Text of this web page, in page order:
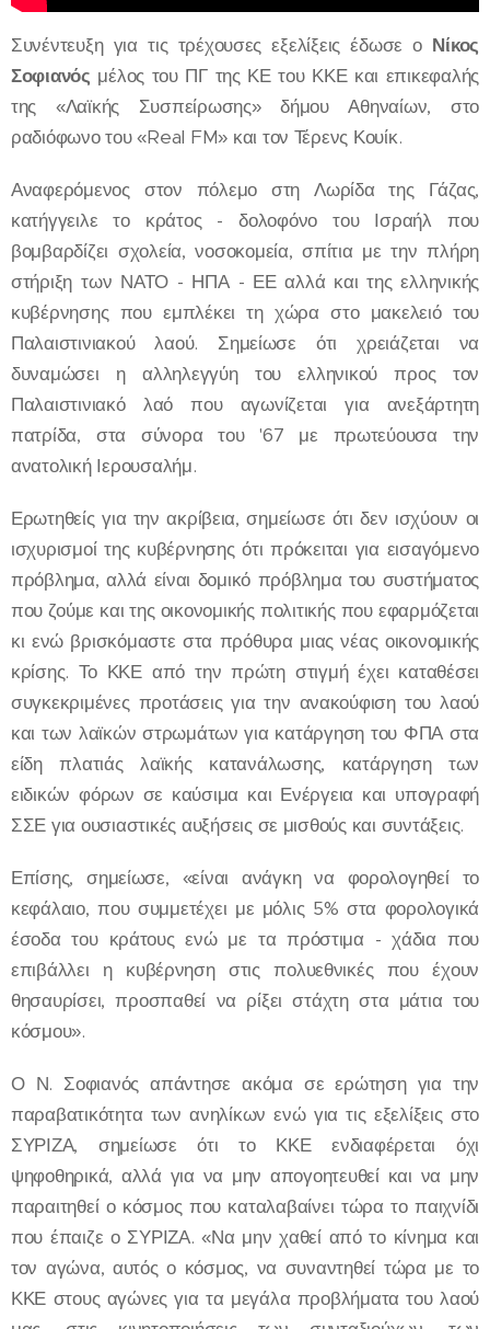
Συνέντευξη για τις τρέχουσες εξελίξεις έδωσε ο Νίκος
Σοφιανός μέλος του ΠΓ της ΚΕ του ΚΚΕ και επικεφαλής
της «Λαϊκής Συσπείρωσης» δήμου Αθηναίων, στο
ραδιόφωνο του «Real FM» και τον Τέρενς Κουίκ.
Αναφερόμενος στον πόλεμο στη Λωρίδα της Γάζας,
κατήγγειλε το κράτος - δολοφόνο του Ισραήλ που
βομβαρδίζει σχολεία, νοσοκομεία, σπίτια με την πλήρη
στήριξη των ΝΑΤΟ - ΗΠΑ - ΕΕ αλλά και της ελληνικής
κυβέρνησης που εμπλέκει τη χώρα στο μακελειό του
Παλαιστινιακού λαού. Σημείωσε ότι χρειάζεται να
δυναμώσει η αλληλεγγύη του ελληνικού προς τον
Παλαιστινιακό λαό που αγωνίζεται για ανεξάρτητη
πατρίδα, στα σύνορα του '67 με πρωτεύουσα την
ανατολική Ιερουσαλήμ.
Ερωτηθείς για την ακρίβεια, σημείωσε ότι δεν ισχύουν οι
ισχυρισμοί της κυβέρνησης ότι πρόκειται για εισαγόμενο
πρόβλημα, αλλά είναι δομικό πρόβλημα του συστήματος
που ζούμε και της οικονομικής πολιτικής που εφαρμόζεται
κι ενώ βρισκόμαστε στα πρόθυρα μιας νέας οικονομικής
κρίσης. Το ΚΚΕ από την πρώτη στιγμή έχει καταθέσει
συγκεκριμένες προτάσεις για την ανακούφιση του λαού
και των λαϊκών στρωμάτων για κατάργηση του ΦΠΑ στα
είδη πλατιάς λαϊκής κατανάλωσης, κατάργηση των
ειδικών φόρων σε καύσιμα και Ενέργεια και υπογραφή
ΣΣΕ για ουσιαστικές αυξήσεις σε μισθούς και συντάξεις.
Επίσης, σημείωσε, «είναι ανάγκη να φορολογηθεί το
κεφάλαιο, που συμμετέχει με μόλις 5% στα φορολογικά
έσοδα του κράτους ενώ με τα πρόστιμα - χάδια που
επιβάλλει η κυβέρνηση στις πολυεθνικές που έχουν
θησαυρίσει, προσπαθεί να ρίξει στάχτη στα μάτια του
κόσμου».
Ο Ν. Σοφιανός απάντησε ακόμα σε ερώτηση για την
παραβατικότητα των ανηλίκων ενώ για τις εξελίξεις στο
ΣΥΡΙΖΑ, σημείωσε ότι το ΚΚΕ ενδιαφέρεται όχι
ψηφοθηρικά, αλλά για να μην απογοητευθεί και να μην
παραιτηθεί ο κόσμος που καταλαβαίνει τώρα το παιχνίδι
που έπαιζε ο ΣΥΡΙΖΑ. «Να μην χαθεί από το κίνημα και
τον αγώνα, αυτός ο κόσμος, να συναντηθεί τώρα με το
ΚΚΕ στους αγώνες για τα μεγάλα προβλήματα του λαού